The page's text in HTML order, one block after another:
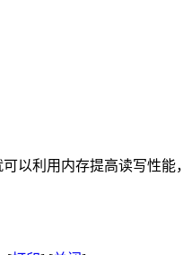
以利用内存提高读写性能